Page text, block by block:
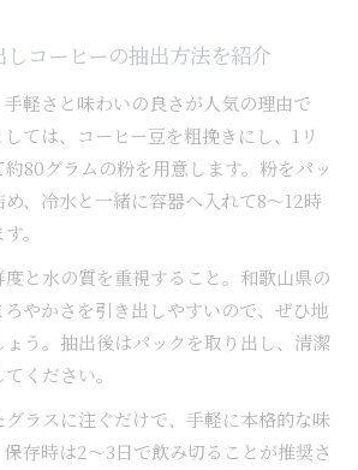
コーヒーの抽出方法を紹介
軽さと味わいの良さが人気の理由で
ては、コーヒー豆を粗挽きにし、1リ
80グラムの粉を用意します。粉をパッ
、冷水と一緒に容器へ入れて8〜12時
。
と水の質を重視すること。和歌山県の
やかさを引き出しやすいので、ぜひ地
う。抽出後はパックを取り出し、清潔
ください。
ラスに注ぐだけで、手軽に本格的な味
存時は2〜3日で飲み切ることが推奨さ